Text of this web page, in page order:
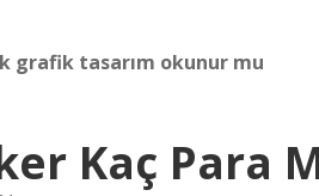
grafik tasarım okunur mu
Kaç Para